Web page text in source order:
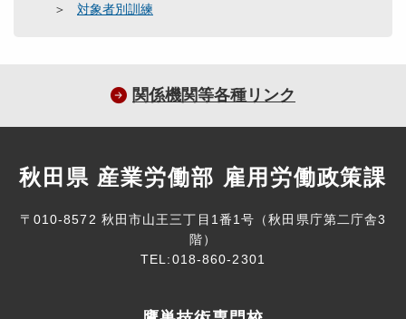
対象者別訓練
関係機関等各種リンク
秋田県 産業労働部 雇用労働政策課
〒010-8572 秋田市山王三丁目1番1号（秋田県庁第二庁舎3
階）
TEL:018-860-2301